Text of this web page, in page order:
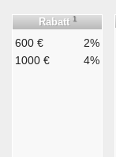
Rabatt 1
600 €
2%
1000 €
4%